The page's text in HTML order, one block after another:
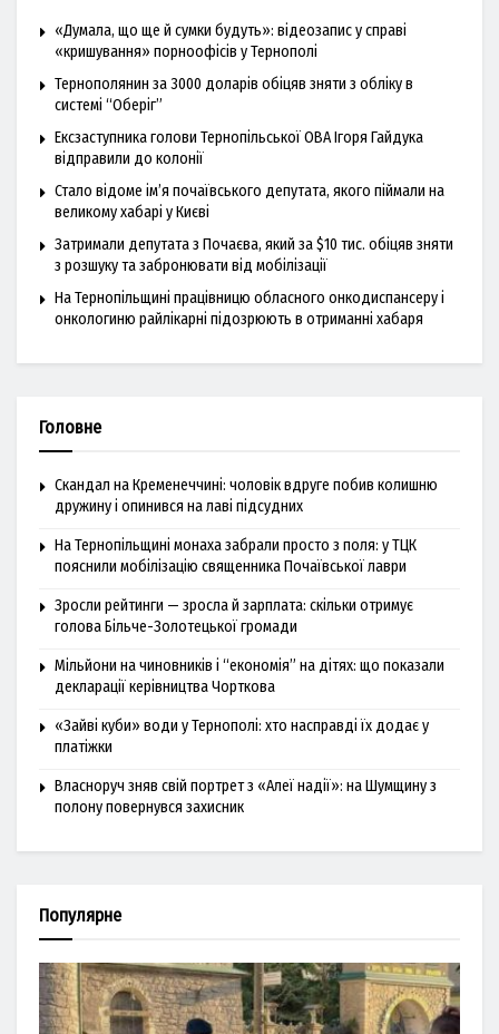
«Думала, що ще й сумки будуть»: відеозапис у справі
«кришування» порноофісів у Тернополі
Тернополянин за 3000 доларів обіцяв зняти з обліку в
системі “Оберіг”
Ексзаступника голови Тернопільської ОВА Ігоря Гайдука
відправили до колонії
Стало відоме ім’я почаївського депутата, якого піймали на
великому хабарі у Києві
Затримали депутата з Почаєва, який за $10 тис. обіцяв зняти
з розшуку та забронювати від мобілізації
На Тернопільщині працівницю обласного онкодиспансеру і
онкологиню райлікарні підозрюють в отриманні хабаря
Головне
Скандал на Кременеччині: чоловік вдруге побив колишню
дружину і опинився на лаві підсудних
На Тернопільщині монаха забрали просто з поля: у ТЦК
пояснили мобілізацію священника Почаївської лаври
Зросли рейтинги — зросла й зарплата: скільки отримує
голова Більче-Золотецької громади
Мільйони на чиновників і “економія” на дітях: що показали
декларації керівництва Чорткова
«Зайві куби» води у Тернополі: хто насправді їх додає у
платіжки
Власноруч зняв свій портрет з «Алеї надії»: на Шумщину з
полону повернувся захисник
Популярне